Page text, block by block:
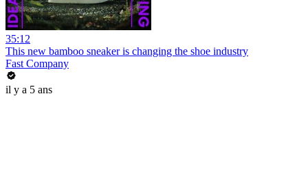
35:12
This new bamboo sneaker is changing the shoe industry
Fast Company
il y a 5 ans